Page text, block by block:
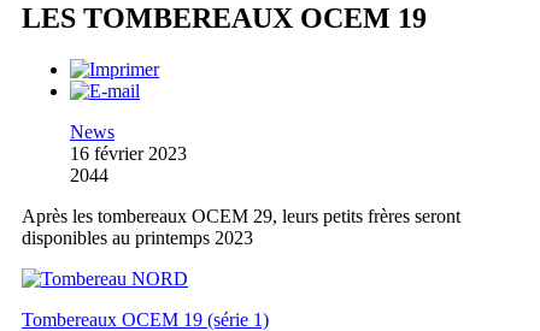
LES TOMBEREAUX OCEM 19
News
16 février 2023
2044
Après les tombereaux OCEM 29, leurs petits frères seront
disponibles au printemps 2023
Tombereaux OCEM 19 (série 1)